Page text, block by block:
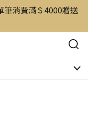
筆消費滿＄4000贈送